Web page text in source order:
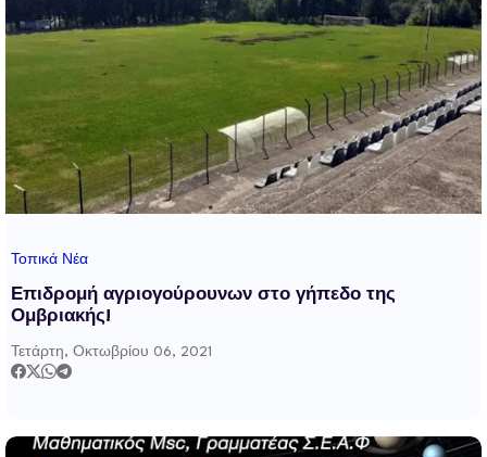
Τοπικά Νέα
Επιδρομή αγριογούρουνων στο γήπεδο της
Ομβριακής!
Τετάρτη, Οκτωβρίου 06, 2021